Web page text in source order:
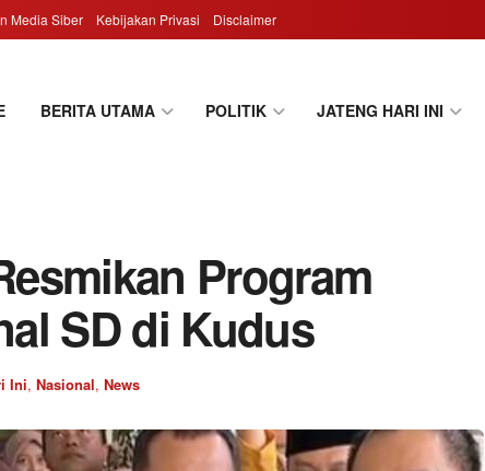
Media Siber Kebijakan Privasi Disclaimer
BERITA UTAMA POLITIK JATENG HARI INI
Program
SD di Kudus
Ini, Nasional, News